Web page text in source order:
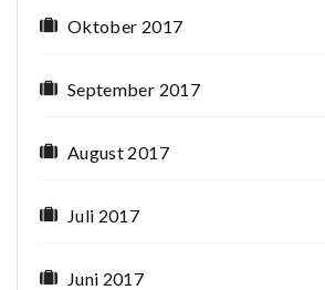
Oktober 2017
September 2017
August 2017
Juli 2017
Juni 2017